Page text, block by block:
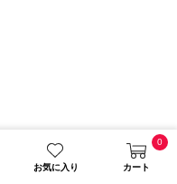
お気に入り カート
0